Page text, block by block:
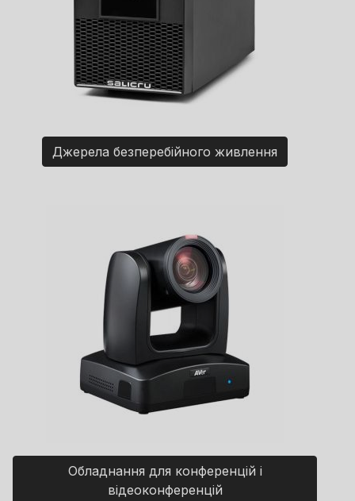
Джерела безперебійного живлення
Обладнання для конференцій і
відеоконференцій